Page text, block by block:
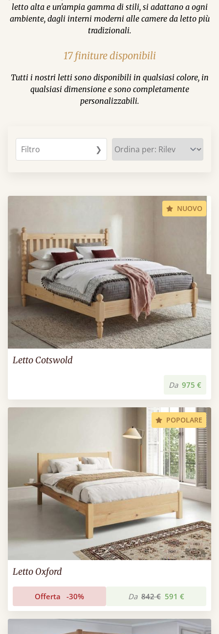
letto alta e un'ampia gamma di stili, si adattano a ogni
ambiente, dagli interni moderni alle camere da letto più
tradizionali.
17 finiture disponibili
Tutti i nostri letti sono disponibili in qualsiasi colore, in
qualsiasi dimensione e sono completamente
personalizzabili.
Filtro ❯
NUOVO
Letto Cotswold
Da 975 €
POPOLARE
Letto Oxford
Offerta -30% Da 842 € 591 €